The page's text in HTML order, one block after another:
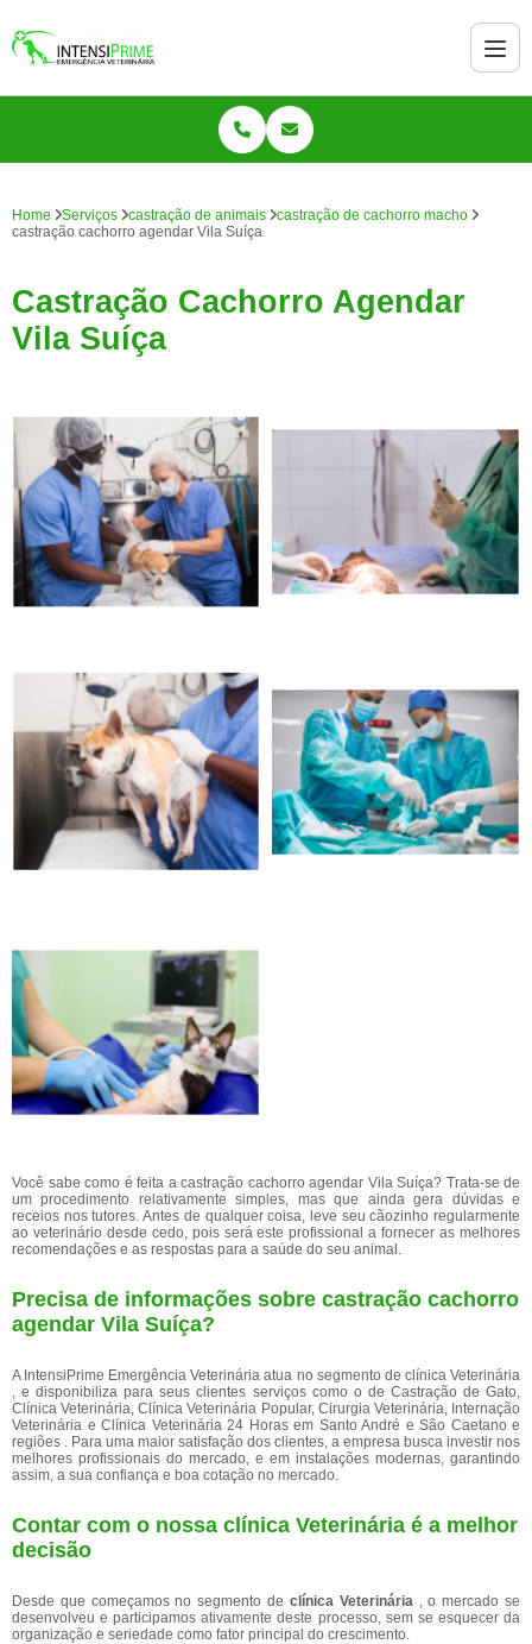
Home Serviços castração de animais
castração de cachorro macho
castração cachorro agendar Vila Suíça
Castração Cachorro Agendar
Vila Suíça
Você sabe como é feita a castração cachorro agendar Vila Suíça? Trata-se de
um procedimento relativamente simples, mas que ainda gera dúvidas e
receios nos tutores. Antes de qualquer coisa, leve seu cãozinho regularmente
ao veterinário desde cedo, pois será este profissional a fornecer as melhores
recomendações e as respostas para a saúde do seu animal.
Precisa de informações sobre castração cachorro
agendar Vila Suíça?
A IntensiPrime Emergência Veterinária atua no segmento de clínica Veterinária
, e disponibiliza para seus clientes serviços como o de Castração de Gato,
Clínica Veterinária, Clínica Veterinária Popular, Cirurgia Veterinária, Internação
Veterinária e Clínica Veterinária 24 Horas em Santo André e São Caetano e
regiões . Para uma maior satisfação dos clientes, a empresa busca investir nos
melhores profissionais do mercado, e em instalações modernas, garantindo
assim, a sua confiança e boa cotação no mercado.
Contar com o nossa clínica Veterinária é a melhor
decisão
Desde que começamos no segmento de clínica Veterinária , o mercado se
desenvolveu e participamos ativamente deste processo, sem se esquecer da
organização e seriedade como fator principal do crescimento.